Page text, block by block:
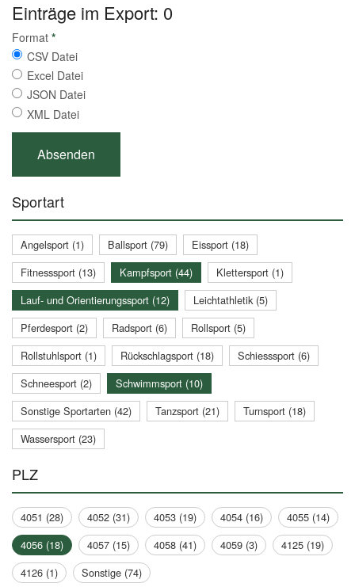
Einträge im Export: 0
Format *
CSV Datei
Excel Datei
JSON Datei
XML Datei
Sportart
Angelsport (1) Ballsport (79)
Eissport (18)
Fitnesssport (13)
Kampfsport (44)
Klettersport (1)
Lauf- und Orientierungssport (12)
Leichtathletik (5)
Pferdesport (2)
Radsport (6)
Rollsport (5)
Rollstuhlsport (1)
Rückschlagsport (18)
Schiesssport (6)
Schneesport (2)
Schwimmsport (10)
Sonstige Sportarten (42)
Tanzsport (21)
Turnsport (18)
Wassersport (23)
PLZ
4051 (28) 4052 (31) 4053 (19) 4054 (16)
4055 (14)
4056 (18)
4057 (15) 4058 (41) 4059 (3)
4125 (19)
4126 (1)
Sonstige (74)